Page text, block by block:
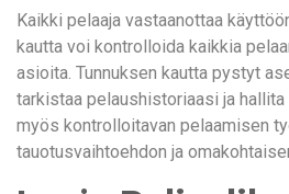
Kaikki pelaaja vastaanottaa
kautta voi kontrolloida kaikkia
asioita. Tunnuksen kautta pystyt
tarkistaa pelaushistoriaasi ja
myös kontrolloitavan pelaamisen
tauotusvaihtoehdon ja